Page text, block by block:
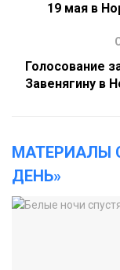
19 мая в
Голосование
Завенягину в
МАТЕРИАЛЫ
ДЕНЬ»